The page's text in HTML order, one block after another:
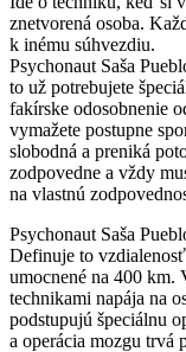
znetvorená osoba.
k inému súhvezdiu.
Psychonaut Saša
to už potrebujete
fakírske odosobnenie
vymažete postupne
slobodná a preniká
zodpovedne a vždy
na vlastnú
Psychonaut Saša
Definuje to
umocnené na 400 km.
technikami napája na
podstupujú špeciálnu
a operácia mozgu trvá